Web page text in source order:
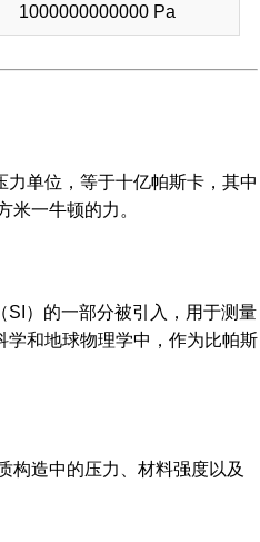
1000000000000 Pa
单位，等于十亿帕斯卡，其中
米一牛顿的力。
SI）的一部分被引入，用于测量
学和地球物理学中，作为比帕斯
构造中的压力、材料强度以及